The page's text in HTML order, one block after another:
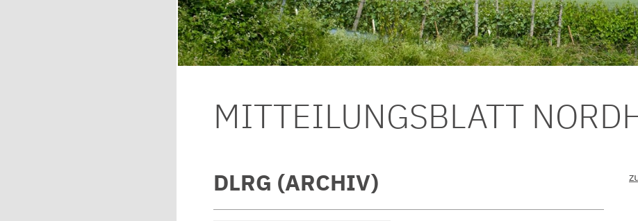
MITTEILUNGSBLATT
DLRG (ARCHIV)